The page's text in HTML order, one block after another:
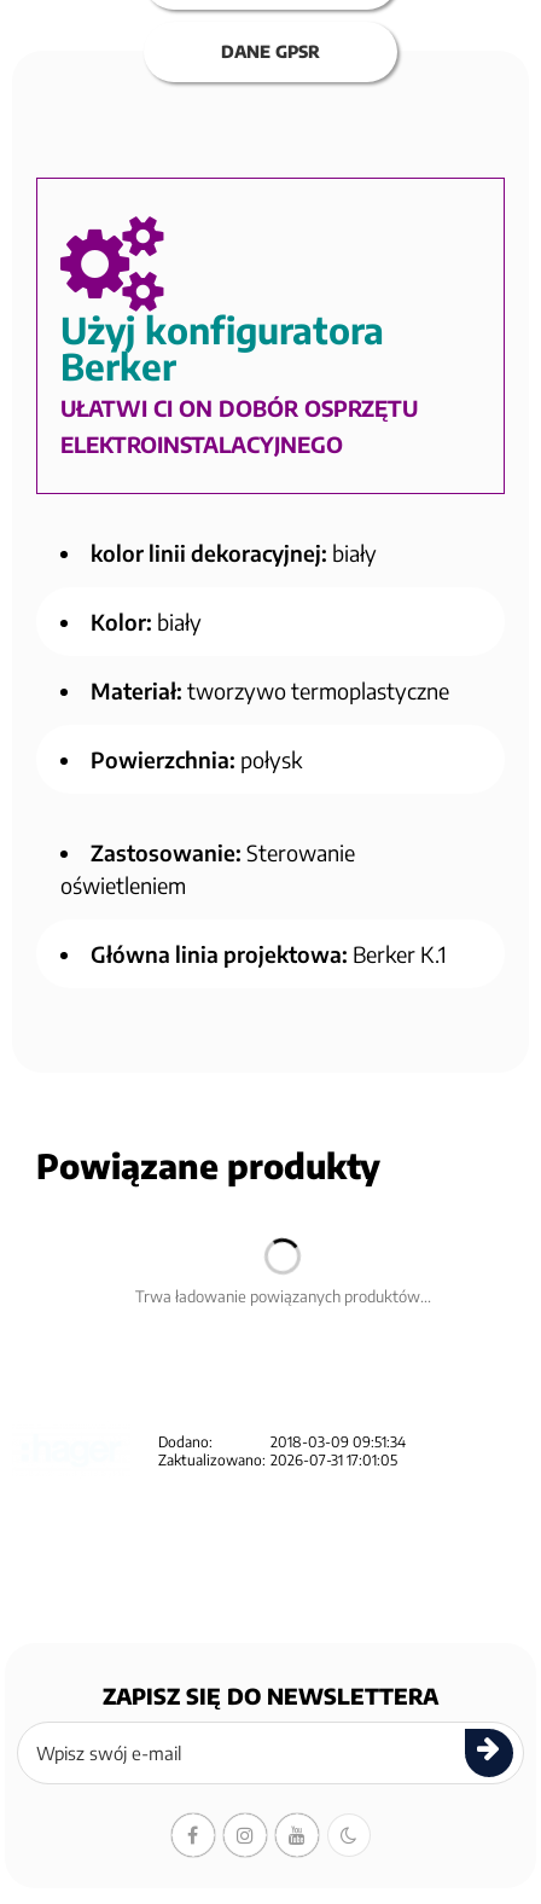
DANE GPSR
Użyj konfiguratora
Berker
UŁATWI CI ON DOBÓR OSPRZĘTU
ELEKTROINSTALACYJNEGO
kolor linii dekoracyjnej: biały
Kolor: biały
Materiał: tworzywo termoplastyczne
Powierzchnia: połysk
Zastosowanie: Sterowanie
oświetleniem
Główna linia projektowa: Berker K.1
Powiązane produkty
Trwa ładowanie powiązanych produktów...
Dodano:
2018-03-09 09:51:34
Zaktualizowano: 2026-07-31 17:01:05
ZAPISZ SIĘ DO NEWSLETTERA
Zapisz
się
newslettera